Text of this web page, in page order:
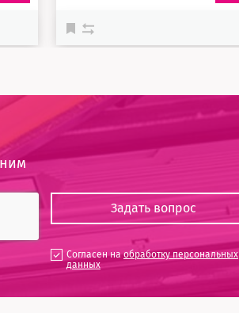
Согласен наобработку персональных
данных